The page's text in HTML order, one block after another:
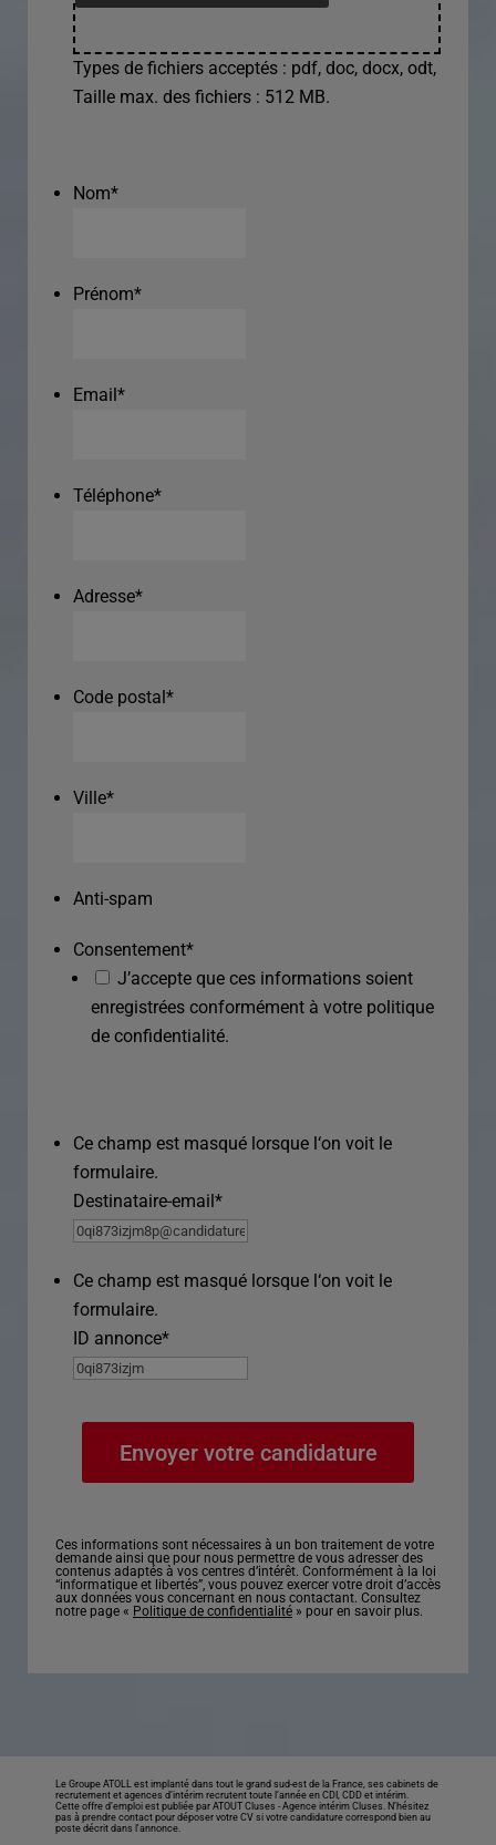
Types de fichiers acceptés : pdf, doc, docx, odt,
Taille max. des fichiers : 512 MB.
Nom*
Prénom*
Email*
Téléphone*
Adresse*
Code postal*
Ville*
Anti-spam
Consentement*
J’accepte que ces informations soient
enregistrées conformément à votre politique
de confidentialité.
Ce champ est masqué lorsque l‘on voit le
formulaire.
Destinataire-email*
Ce champ est masqué lorsque l‘on voit le
formulaire.
ID annonce*
Ces informations sont nécessaires à un bon traitement de votre
demande ainsi que pour nous permettre de vous adresser des
contenus adaptés à vos centres d’intérêt. Conformément à la loi
“informatique et libertés”, vous pouvez exercer votre droit d’accès
aux données vous concernant en nous contactant. Consultez
notre page « Politique de confidentialité » pour en savoir plus.
Le Groupe ATOLL est implanté dans tout le grand sud-est de la France, ses cabinets de
recrutement et agences d’intérim recrutent toute l’année en CDI, CDD et intérim.
Cette offre d’emploi est publiée par ATOUT Cluses -Agence intérim Cluses. N’hésitez
pas à prendre contact pour déposer votre CV si votre candidature correspond bien au
poste décrit dans l'annonce.